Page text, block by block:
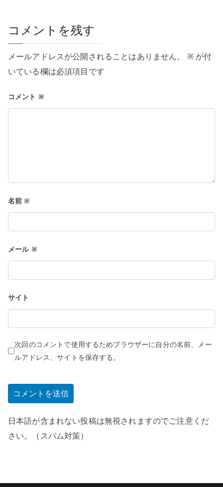
ー
シ
ョ
ン
コメントを残す
メールアドレスが公開されることはありません。 ※が付
いている欄は必須項目です
コメント ※
名前※
メール ※
サイト
次回のコメントで使用するためブラウザーに自分の名前、メー
ルアドレス、サイトを保存する。
日本語が含まれない投稿は無視されますのでご注意くだ
さい。（スパム対策）